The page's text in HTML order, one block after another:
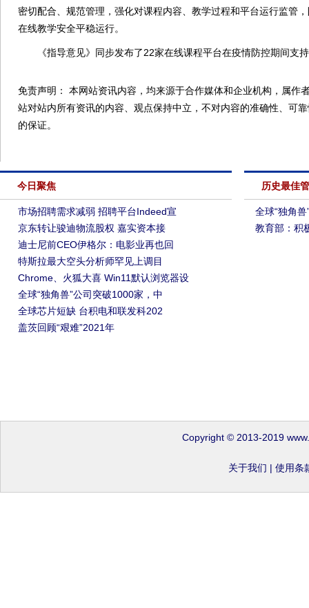
密切配合、规范管理，强化对课程内容、教学过程和平台运行监管
在线教学安全平稳运行。
《指导意见》同步发布了22家在线课程平台在疫情防控期间支
免责声明： 本网站资讯内容，均来源于合作媒体和企业机构，属作
站对站内所有资讯的内容、观点保持中立，不对内容的准确性、可
的保证。
今日聚焦
市场招聘需求减弱 招聘平台Indeed宣
京东转让骏迪物流股权 嘉实资本接
迪士尼前CEO伊格尔：电影业再也回
特斯拉最大空头分析师罕见上调目
Chrome、火狐大喜 Win11默认浏览器设
全球“独角兽”公司突破1000家，中
全球芯片短缺 台积电和联发科202
盖茨回顾“艰难”2021年
历史最佳
全球“独角
教育部：积
Copyright © 2013-2019
关于我们 | 使用条